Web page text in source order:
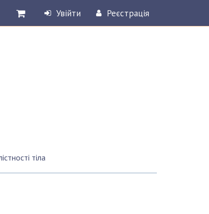
Увійти Реєстрація
тіла